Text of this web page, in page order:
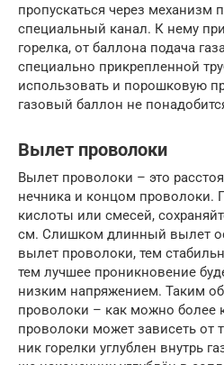
пропускаться через механизм
специальный канал. К нему
горелка, от баллона подача
специально прикрепленной
использовать и порошковую
газовый баллон не
Вылет проволоки
Вылет про­во­ло­ки – это
неч­ни­ка и кон­цом про­во­ло­ки.
кис­ло­ты или сме­сей,
см. Слиш­ком длин­ный вылет
вылет про­во­ло­ки, тем
тем луч­шее про­ник­но­ве­ние
низ­ким напря­же­ни­ем. Таким
про­во­ло­ки – как мож­но более
про­во­ло­ки может зави­сеть от
ник горел­ки углуб­лен внутрь